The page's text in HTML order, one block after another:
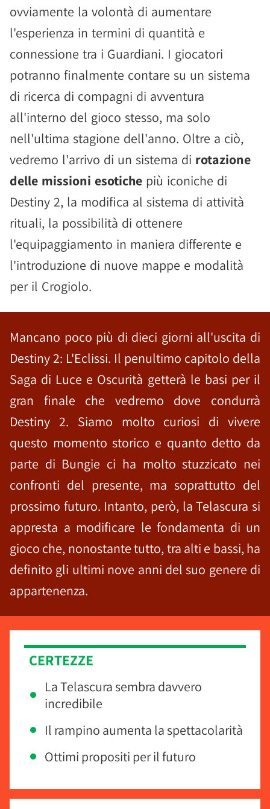
ovviamente la volontà di aumentare
l'esperienza in termini di quantità e
connessione tra i Guardiani. I giocatori
potranno finalmente contare su un sistema
di ricerca di compagni di avventura
all'interno del gioco stesso, ma solo
nell'ultima stagione dell'anno. Oltre a ciò,
vedremo l'arrivo di un sistema di rotazione
delle missioni esotiche più iconiche di
Destiny 2, la modifica al sistema di attività
rituali, la possibilità di ottenere
l'equipaggiamento in maniera differente e
l'introduzione di nuove mappe e modalità
per il Crogiolo.
Mancano poco più di dieci giorni all'uscita di
Destiny 2: L'Eclissi. Il penultimo capitolo della
Saga di Luce e Oscurità getterà le basi per il
gran finale che vedremo dove condurrà
Destiny 2. Siamo molto curiosi di vivere
questo momento storico e quanto detto da
parte di Bungie ci ha molto stuzzicato nei
confronti del presente, ma soprattutto del
prossimo futuro. Intanto, però, la Telascura si
appresta a modificare le fondamenta di un
gioco che, nonostante tutto, tra alti e bassi, ha
definito gli ultimi nove anni del suo genere di
appartenenza.
CERTEZZE
La Telascura sembra davvero
incredibile
Il rampino aumenta la spettacolarità
Ottimi propositi per il futuro